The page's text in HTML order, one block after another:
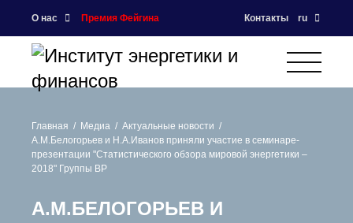
О нас Премия Фейгина Контакты ru
Главная Медиа
Актуальные новости
А.М.Белогорьев и Н.А.Иванов приняли участие в семинаре-
презентации "Статистического обзора мировой энергетики –
2018" Группы ВР
А.М.БЕЛОГОРЬЕВ И